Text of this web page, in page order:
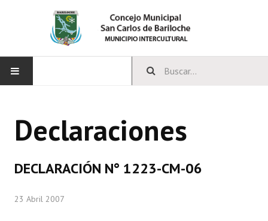
CONCEJO
Declaraciones
DECLARACIÓN N° 1223-CM-06
23 Abril 2007